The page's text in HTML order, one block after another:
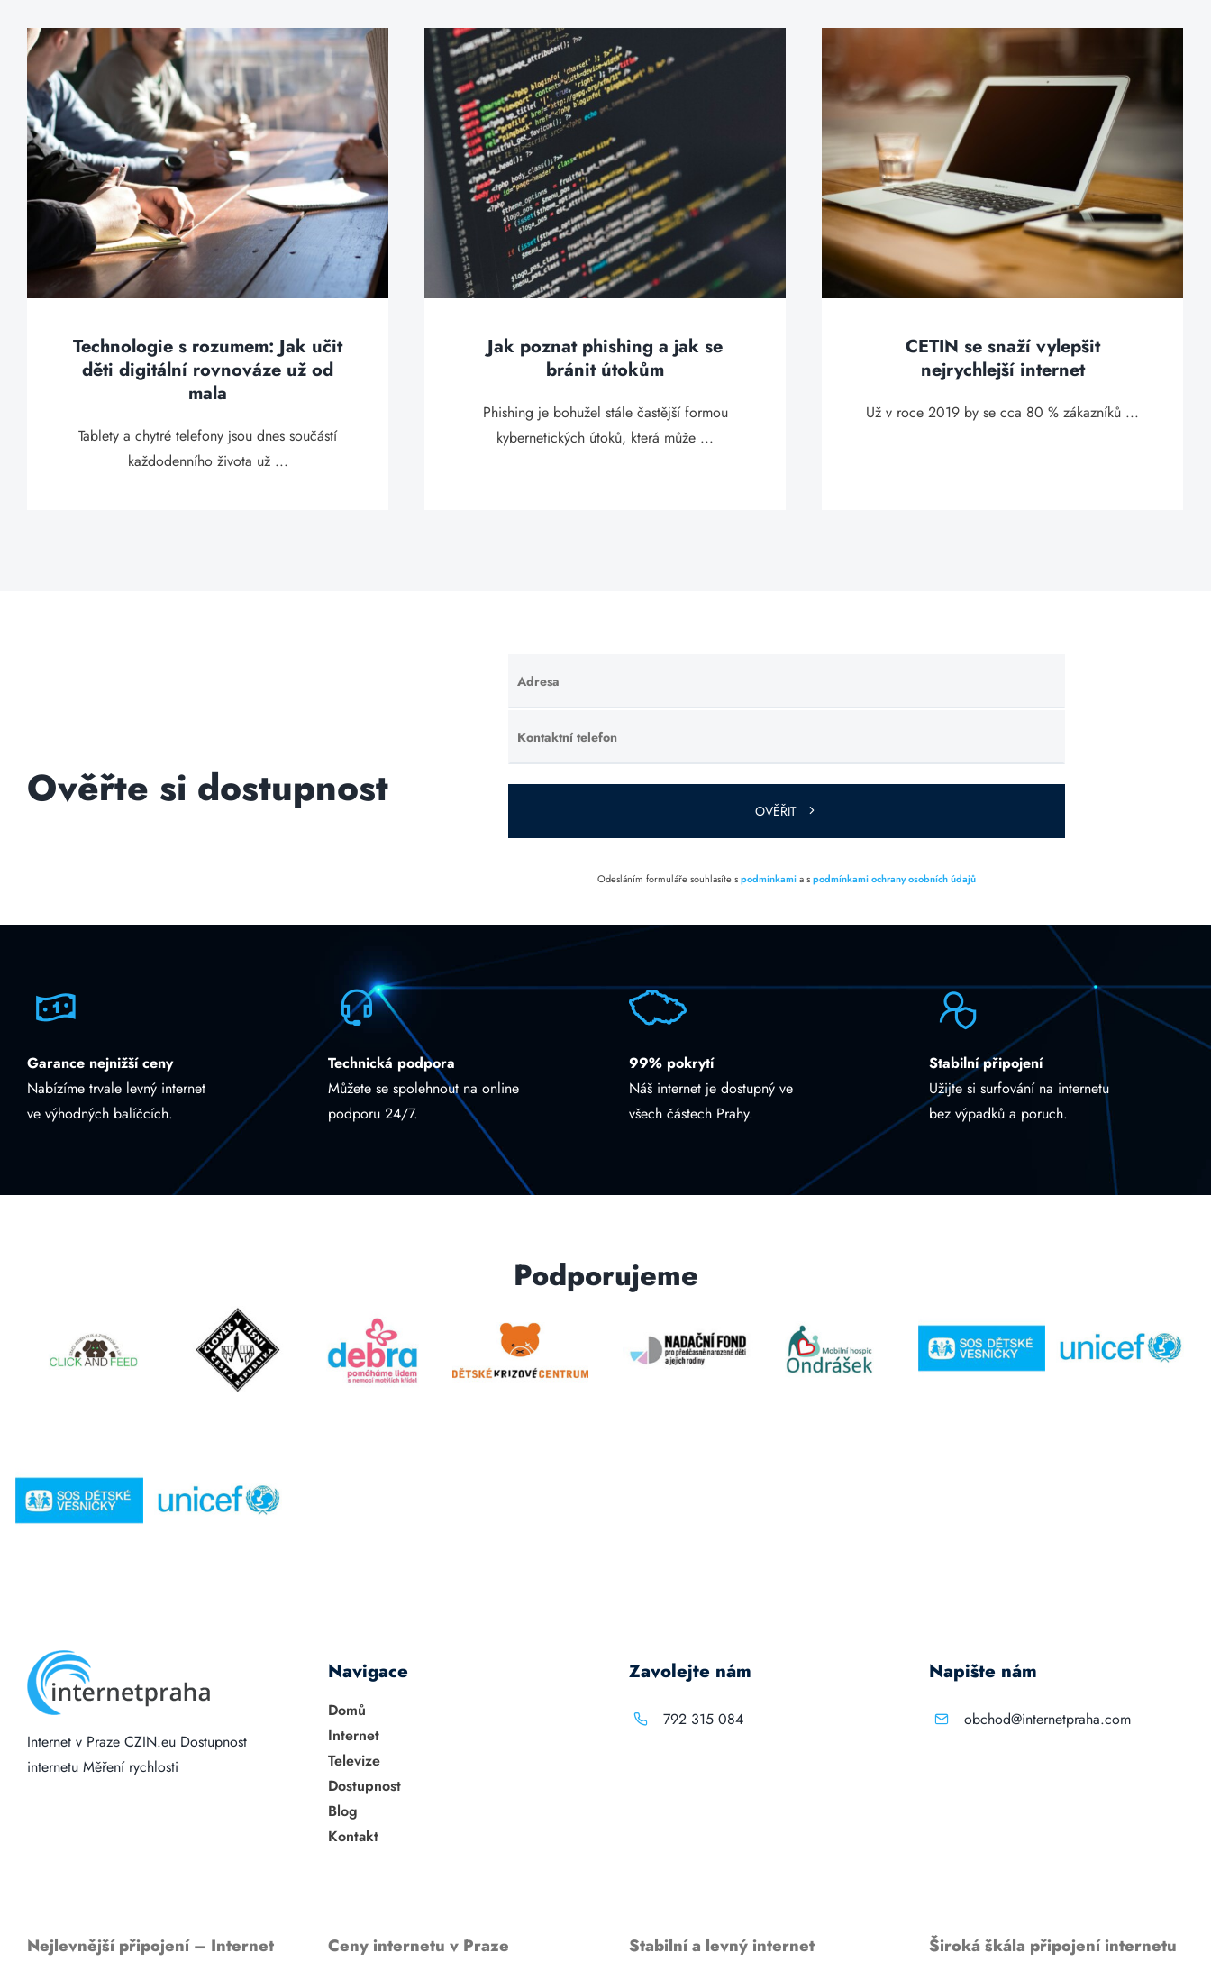
Technologie s rozumem: Jak učit
děti digitální rovnováze už od
mala
Tablety a chytré telefony jsou dnes součástí
každodenního života už ...
Jak poznat phishing a jak se
bránit útokům
Phishing je bohužel stále častější formou
kybernetických útoků, která může ...
CETIN se snaží vylepšit
nejrychlejší internet
Už v roce 2019 by se cca 80 % zákazníků ...
Ověřte si dostupnost
Adresa
Ponechte
toto pole
prázdné.
Kontaktní telefon
Ponechte
toto pole
prázdné.
OVĚŘIT
Odesláním formuláře souhlasíte spodmínkamia spodmínkami ochrany osobních údajů
Garance nejnižší ceny
Nabízíme trvale levný internet
ve výhodných balíčcích.
Technická podpora
Můžete se spolehnout na online
podporu 24/7.
99% pokrytí
Náš internet je dostupný ve
všech částech Prahy.
Stabilní připojení
Užijte si surfování na internetu
bez výpadků a poruch.
Podporujeme
Internet v Praze CZIN.eu Dostupnost
internetu Měření rychlosti
Navigace
Domů
Internet
Televize
Dostupnost
Blog
Kontakt
Zavolejte nám
792 315 084
Napište nám
obchod@internetpraha.com
Nejlevnější připojení – Internet Ceny internetu v Praze Stabilní a levný internet Široká škála připojení internetu